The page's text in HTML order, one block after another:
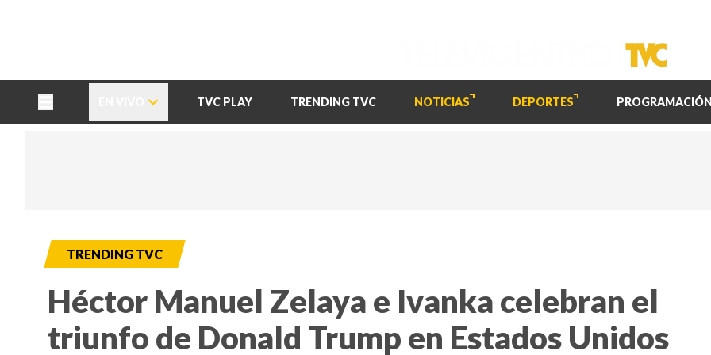
TVC PLAY TRENDING TVC NOTICIAS DEPORTES PROGRAMACIÓN
TRENDING TVC
Héctor Manuel Zelaya e Ivanka celebran el
triunfo de Donald Trump en Estados Unidos